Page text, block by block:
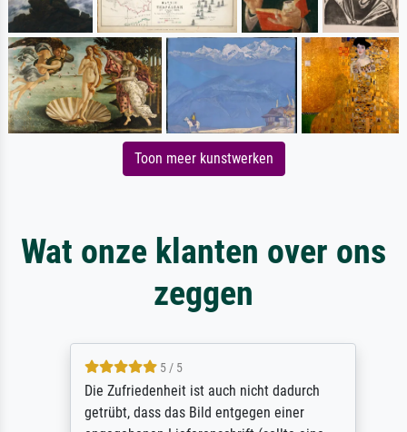
Toon meer kunstwerken
Wat onze klanten over ons
zeggen
5 / 5
Die Zufriedenheit ist auch nicht dadurch
getrübt, dass das Bild entgegen einer